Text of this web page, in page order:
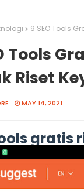
9 SEO Tools
Tools
Riset
MAY 14, 2021
gratis